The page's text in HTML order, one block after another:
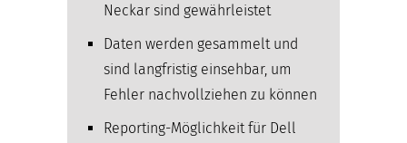
Neckar sind gewährleistet
Daten werden gesammelt und
sind langfristig einsehbar, um
Fehler nachvollziehen zu können
Reporting-Möglichkeit für Dell